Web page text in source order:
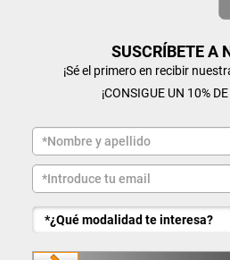
SUSCRÍBETE A
¡Sé el primero en recibir
¡CONSIGUE UN 10%